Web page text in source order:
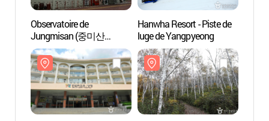
Observatoire de
Jungmisan (중미산
천문대)
Hanwha Resort - Piste de
luge de Yangpyeong